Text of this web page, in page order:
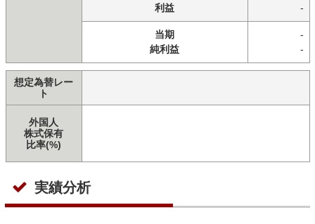
利益
-
当期
純利益
-
-
想定為替レー
ト
外国人
株式保有
比率(%)
実績分析